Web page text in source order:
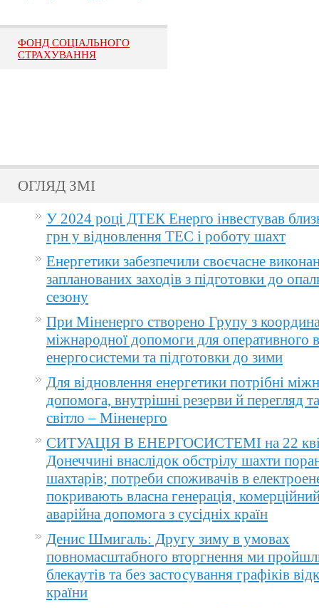
ФОНД СОЦІАЛЬНОГО
СТРАХУВАННЯ
ОГЛЯД ЗМІ
У 2024 році ДТЕК Енерго інвестував
грн у відновлення ТЕС і роботу шахт
Енергетики забезпечили своєчасне
запланованих заходів з підготовки до
сезону
При Міненерго створено Групу з
міжнародної допомоги для оперативного
енергосистеми та підготовки до зими
Для відновлення енергетики потрібні
допомога, внутрішні резерви й перегляд
світло – Міненерго
СИТУАЦІЯ В ЕНЕРГОСИСТЕМІ на 22
Донеччині внаслідок обстрілу шахти
шахтарів; потреби споживачів в
покривають власна генерація,
аварійна допомога з сусідніх країн
Денис Шмигаль: Другу зиму в умовах
повномасштабного вторгнення ми
блекаутів та без застосування графіків
країни